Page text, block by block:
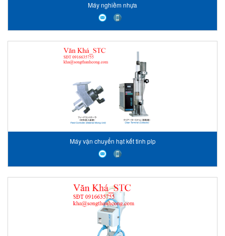
Máy nghiềm nhựa
Máy vận chuyển hạt kết tinh plp